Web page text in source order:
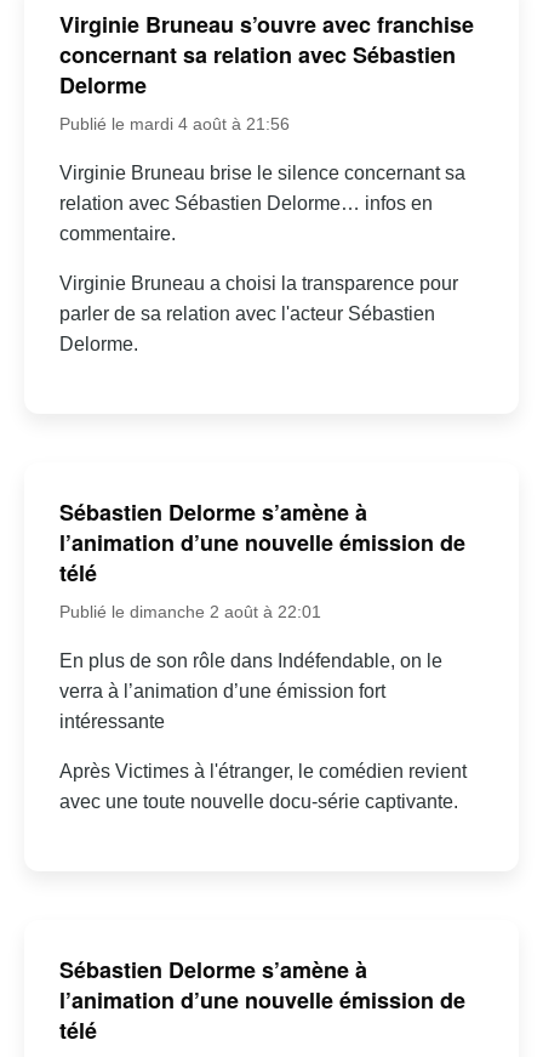
Virginie Bruneau s’ouvre avec franchise
concernant sa relation avec Sébastien
Delorme
Publié le mardi 4 août à 21:56
Virginie Bruneau brise le silence concernant sa
relation avec Sébastien Delorme… infos en
commentaire.
Virginie Bruneau a choisi la transparence pour
parler de sa relation avec l'acteur Sébastien
Delorme.
Sébastien Delorme s’amène à
l’animation d’une nouvelle émission de
télé
Publié le dimanche 2 août à 22:01
En plus de son rôle dans Indéfendable, on le
verra à l’animation d’une émission fort
intéressante
Après Victimes à l'étranger, le comédien revient
avec une toute nouvelle docu-série captivante.
Sébastien Delorme s’amène à
l’animation d’une nouvelle émission de
télé